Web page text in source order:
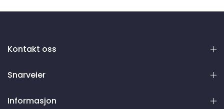
Kontakt oss
Snarveier
Informasjon